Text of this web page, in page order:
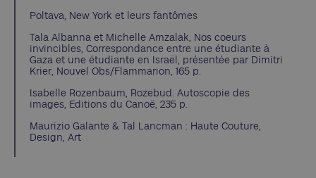
Poltava, New York et leurs fantômes
Tala Albanna et Michelle Amzalak, Nos coeurs
invincibles, Correspondance entre une étudiante à
Gaza et une étudiante en Israël, présentée par Dimitri
Krier, Nouvel Obs/Flammarion, 165 p.
Isabelle Rozenbaum, Rozebud. Autoscopie des
images, Editions du Canoë, 235 p.
Maurizio Galante & Tal Lancman : Haute Couture,
Design, Art